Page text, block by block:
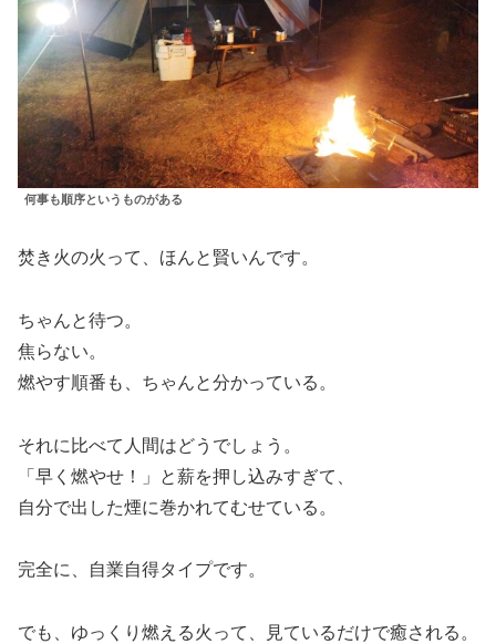
何事も順序というものがある
焚き火の火って、ほんと賢いんです。
ちゃんと待つ。
焦らない。
燃やす順番も、ちゃんと分かっている。
それに比べて人間はどうでしょう。
「早く燃やせ！」と薪を押し込みすぎて、
自分で出した煙に巻かれてむせている。
完全に、自業自得タイプです。
でも、ゆっくり燃える火って、見ているだけで癒される。